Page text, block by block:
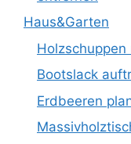
Haus&Garten
Bootslack
Erdbeeren